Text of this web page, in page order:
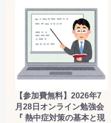
【参加費無料】2026年7
月28日オンライン勉強会
『 熱中症対策の基本と現